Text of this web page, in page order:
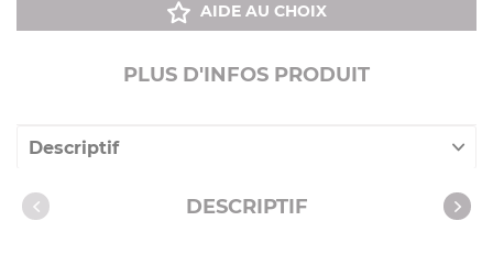
AIDE AU CHOIX
PLUS D'INFOS PRODUIT
Descriptif
Caractéristiques DESCRIPTIF